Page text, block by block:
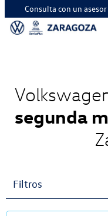
Consulta con un asesor
segunda
Filtros